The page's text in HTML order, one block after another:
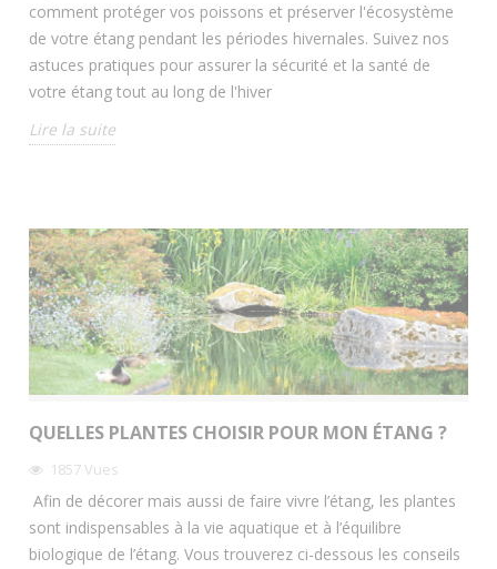
comment protéger vos poissons et préserver l'écosystème
de votre étang pendant les périodes hivernales. Suivez nos
astuces pratiques pour assurer la sécurité et la santé de
votre étang tout au long de l'hiver
Lire la suite
QUELLES PLANTES CHOISIR POUR MON ÉTANG ?
1857Vues
Afin de décorer mais aussi de faire vivre l’étang, les plantes
sont indispensables à la vie aquatique et à l’équilibre
biologique de l’étang. Vous trouverez ci-dessous les conseils